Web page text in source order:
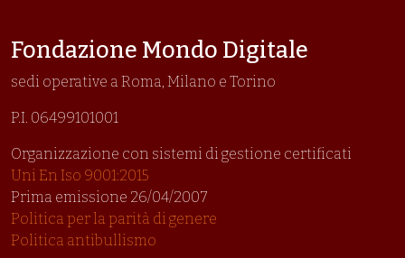
Fondazione Mondo Digitale
sedi operative a Roma, Milano e Torino
P.I. 06499101001
Organizzazione con sistemi di gestione certificati
Uni En Iso 9001:2015
Prima emissione 26/04/2007
Politica per la parità di genere
Politica antibullismo